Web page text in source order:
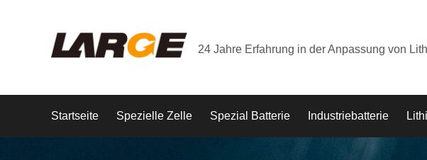
24 Jahre Erfahrung in der Anpassung von
Startseite Spezielle Zelle Spezial Batterie Industriebatterie